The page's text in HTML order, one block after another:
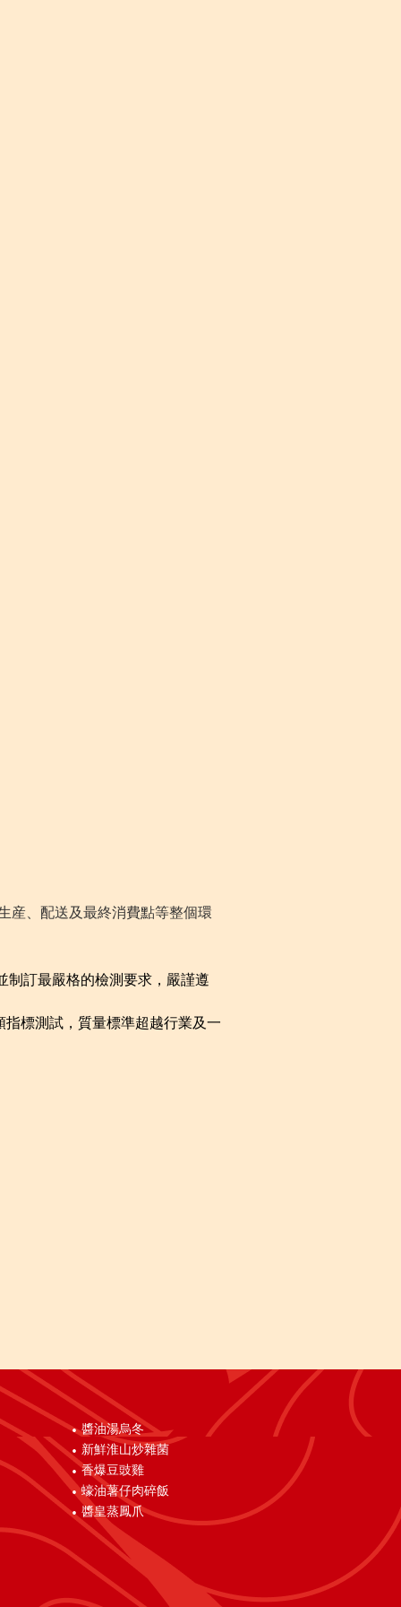
産、配送及最終消費點等整個環
制訂最嚴格的檢測要求，嚴謹遵
標測試，質量標準超越行業及一
醬油湯烏冬
新鮮淮山炒雜菌
香爆豆豉雞
蠔油薯仔肉碎飯
醬皇蒸鳳爪